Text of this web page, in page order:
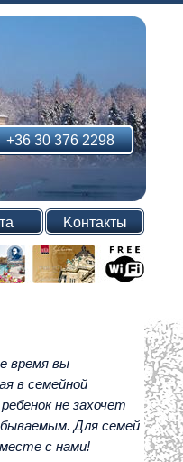
+36 30 376 2298
Kонтакты
время вы
в семейной
не захочет
Для семей
с нами!